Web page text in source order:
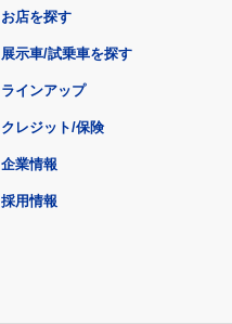
お店を探す
展示車/試乗車を探す
ラインアップ
クレジット/保険
企業情報
採用情報